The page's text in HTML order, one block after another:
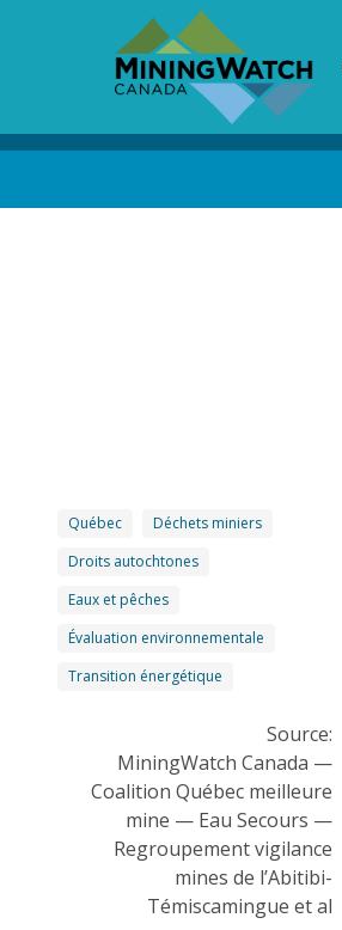
Québec
Déchets miniers
Droits autochtones
Eaux et pêches
Évaluation environnementale
Transition énergétique
Source:
MiningWatch Canada —
Coalition Québec meilleure
mine — Eau Secours —
Regroupement vigilance
mines de l’Abitibi-
Témiscamingue et al